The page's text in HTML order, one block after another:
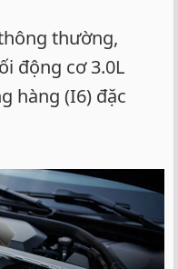
thường,
động cơ 3.0L
hàng (I6) đặc